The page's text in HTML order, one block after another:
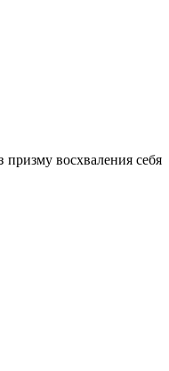
призму восхваления себя